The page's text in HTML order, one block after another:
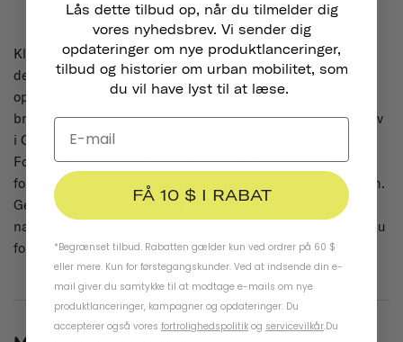
Klimaforandringer er ikke noget at spøge med, og vi oplever
deres konsekvenser her i Californien. De seneste år har vi
oplevet nogle af de varmeste somre og mest ødelæggende
brande nogensinde, som har ødelagt millioner af hektar skov
i Californien. Jeg har valgt at donere til National Forest
Foundation og deres California Wildfire Restoration Fund,
fordi vores skove spiller en vigtig rolle i Jordens klimasystem.
Gennem denne fond vil de plante et indfødt træ i en
nationalskov i Californien for hver dollar, der doneres. Kan du
forestille dig tusind træer?
Lås dette tilbud op, når du tilmelder dig
vores nyhedsbrev. Vi sender dig
opdateringer om nye produktlanceringer,
tilbud og historier om urban mobilitet, som
du vil have lyst til at læse.
FÅ 10 $ I RABAT
*Begrænset tilbud. Rabatten gælder kun ved ordrer på 60 $
eller mere. Kun for førstegangskunder. Ved at indsende din e-
mail giver du samtykke til at modtage e-mails om nye
produktlanceringer, kampagner og opdateringer. Du
accepterer også vores fortrolighedspolitik og servicevilkår.Du